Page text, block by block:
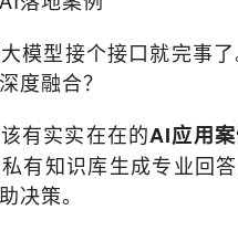
模型接个接口就完事
度融合？
有实实在在的AI应用
有知识库生成专业回
决策。